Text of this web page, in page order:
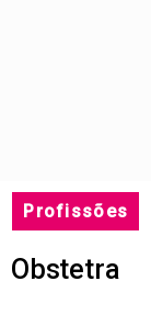
Profissões
Obstetra